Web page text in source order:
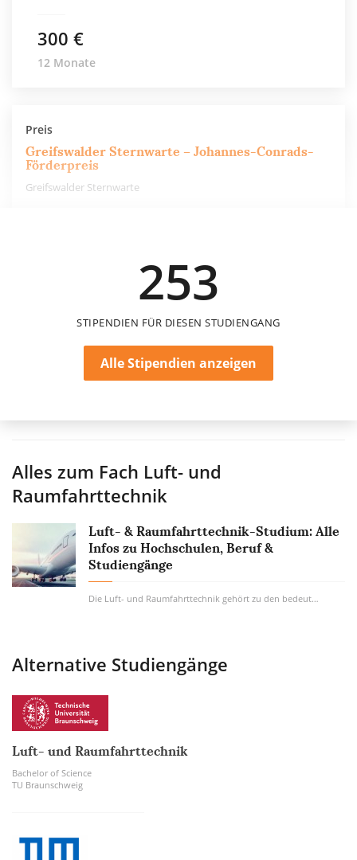
300 €
12 Monate
Preis
Greifswalder Sternwarte – Johannes-Conrads-
Förderpreis
Greifswalder Sternwarte
253
STIPENDIEN FÜR DIESEN STUDIENGANG
Alle Stipendien anzeigen
Alles zum Fach Luft- und
Raumfahrttechnik
Luft- & Raumfahrttechnik-Studium: Alle
Infos zu Hochschulen, Beruf &
Studiengänge
Die Luft- und Raumfahrttechnik gehört zu den bedeutendsten Innovationen des 20...
Alternative Studiengänge
Luft- und Raumfahrttechnik
Bachelor of Science
TU Braunschweig